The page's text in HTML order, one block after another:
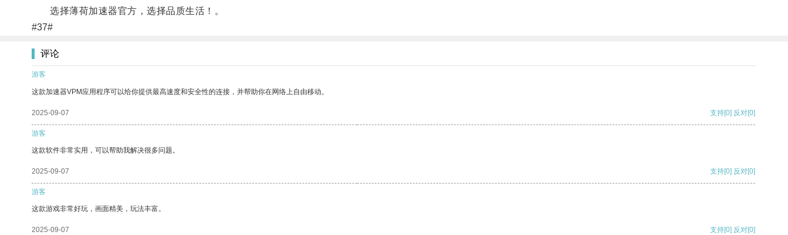
选择薄荷加速器官方，选择品质生活！。
#37#
评论
游客
这款加速器VPM应用程序可以给你提供最高速度和安全性的连接，并帮助你在网络上自由移动。
2025-09-07 支持[0] 反对[0]
游客
这款软件非常实用，可以帮助我解决很多问题。
2025-09-07 支持[0] 反对[0]
游客
这款游戏非常好玩，画面精美，玩法丰富。
2025-09-07 支持[0] 反对[0]